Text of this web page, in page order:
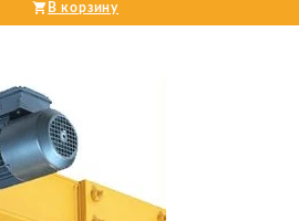
В корзину